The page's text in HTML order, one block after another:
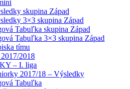
skupina Západ
3×3 skupina Západ
Tabuľka skupina Západ
Tabuľka 3×3 skupina Západ
tímu
2018
– I. liga
2017/18 – Výsledky
Tabuľka